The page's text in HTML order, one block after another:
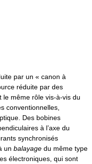
par un « canon à
réduite par des
le même rôle vis-à-vis du
conventionnelles,
Des bobines
à l’axe du
synchronisés
un balayage du même type
électroniques, qui sont